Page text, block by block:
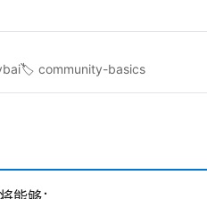
🏷️ community-basics